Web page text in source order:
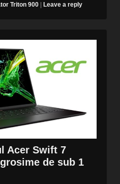
Triton 900 Leave a reply
Acer Swift 7
de sub 1